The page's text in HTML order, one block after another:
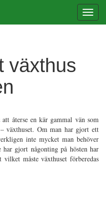
växthus
återse en kär gammal vän som
växthuset. Om man har gjort ett
inte mycket man behöver
gjort någonting på hösten har
måste växthuset förberedas